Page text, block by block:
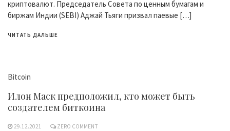
криптовалют. Председатель Совета по ценным бумагам и
биржам Индии (SEBI) Аджай Тьяги призвал паевые […]
ЧИТАТЬ ДАЛЬШЕ
Bitcoin
Илон Маск предположил, кто может быть
создателем биткоина
29.12.2021 ZERO COMMENT